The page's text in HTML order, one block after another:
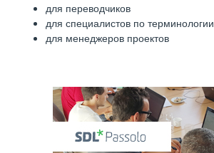
для переводчиков
для специалистов по терминологии
для менеджеров проектов